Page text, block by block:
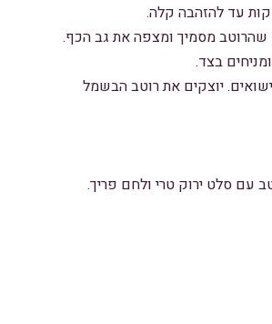
שהרוטב מסמיך ומצפה את גב הכף.
בצד.
יוצקים את רוטב הבשמל
עם סלט ירוק טרי ולחם פריך.